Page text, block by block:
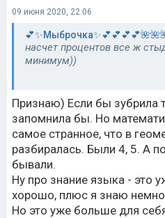
09 июня 2020, 22:06
насчет процентов все ж
минимум))
не гуманитарии знают же ,
ауэ кантри или что пушкин
этого же разряда уровня
Признаю) Если бы зубрила
запомнила бы. Но
самое странное, что в
разбиралась. Были 4, 5. А
бывали.
Ну про знание языка - это
хорошо, плюс я знаю
Но это уже больше для